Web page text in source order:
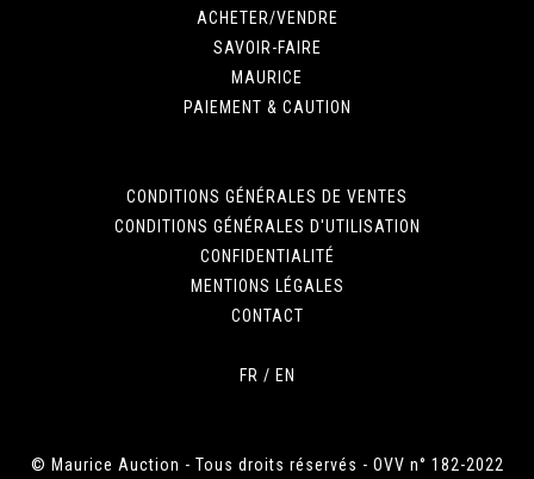
ACHETER/VENDRE
SAVOIR-FAIRE
MAURICE
PAIEMENT & CAUTION
CONDITIONS GÉNÉRALES DE VENTES
CONDITIONS GÉNÉRALES D'UTILISATION
CONFIDENTIALITÉ
MENTIONS LÉGALES
CONTACT
FR / EN
© Maurice Auction - Tous droits réservés - OVV n° 182-2022